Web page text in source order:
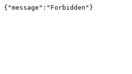
{"message":"Forbidden"}